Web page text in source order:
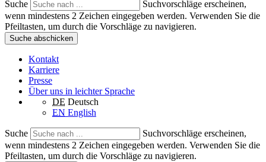
Suche
Suchvorschläge erscheinen,
wenn mindestens 2 Zeichen eingegeben werden. Verwenden Sie die
Pfeiltasten, um durch die Vorschläge zu navigieren.
Suche abschicken
Kontakt
Karriere
Presse
Über uns in leichter Sprache
DE Deutsch
EN English
Suche
Suchvorschläge erscheinen,
wenn mindestens 2 Zeichen eingegeben werden. Verwenden Sie die
Pfeiltasten, um durch die Vorschläge zu navigieren.